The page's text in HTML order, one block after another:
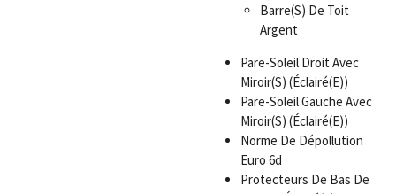
Barre(S) De Toit
Argent
Pare-Soleil Droit Avec
Miroir(S) (Éclairé(E))
Pare-Soleil Gauche Avec
Miroir(S) (Éclairé(E))
Norme De Dépollution
Euro 6d
Protecteurs De Bas De